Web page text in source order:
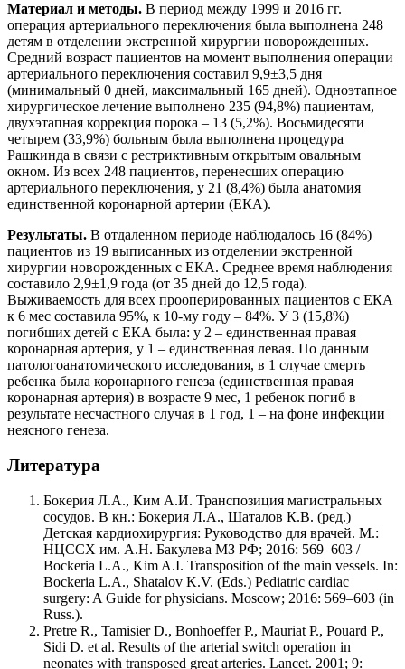
Материал и методы. В период между 1999 и 2016 гг.
операция артериального переключения была выполнена 248
детям в отделении экстренной хирургии новорожденных.
Средний возраст пациентов на момент выполнения операции
артериального переключения составил 9,9±3,5 дня
(минимальный 0 дней, максимальный 165 дней). Одноэтапное
хирургическое лечение выполнено 235 (94,8%) пациентам,
двухэтапная коррекция порока – 13 (5,2%). Восьмидесяти
четырем (33,9%) больным была выполнена процедура
Рашкинда в связи с рестриктивным открытым овальным
окном. Из всех 248 пациентов, перенесших операцию
артериального переключения, у 21 (8,4%) была анатомия
единственной коронарной артерии (ЕКА).
Результаты. В отдаленном периоде наблюдалось 16 (84%)
пациентов из 19 выписанных из отделении экстренной
хирургии новорожденных с ЕКА. Среднее время наблюдения
составило 2,9±1,9 года (от 35 дней до 12,5 года).
Выживаемость для всех прооперированных пациентов с ЕКА
к 6 мес составила 95%, к 10-му году – 84%. У 3 (15,8%)
погибших детей с ЕКА была: у 2 – единственная правая
коронарная артерия, у 1 – единственная левая. По данным
патологоанатомического исследования, в 1 случае смерть
ребенка была коронарного генеза (единственная правая
коронарная артерия) в возрасте 9 мес, 1 ребенок погиб в
результате несчастного случая в 1 год, 1 – на фоне инфекции
неясного генеза.
Литература
Бокерия Л.А., Ким А.И. Транспозиция магистральных
сосудов. В кн.: Бокерия Л.А., Шаталов К.В. (ред.)
Детская кардиохирургия: Руководство для врачей. М.:
НЦССХ им. А.Н. Бакулева МЗ РФ; 2016: 569–603 /
Boсkeria L.A., Kim A.I. Transposition of the main vessels. In:
Bockeria L.A., Shatalov K.V. (Eds.) Pediatric cardiac
surgery: A Guide for physicians. Moscow; 2016: 569–603 (in
Russ.).
Pretre R., Tamisier D., Bonhoeffer P., Mauriat P., Pouard P.,
Sidi D. et al. Results of the arterial switch operation in
neonates with transposed great arteries. Lancet. 2001; 9: